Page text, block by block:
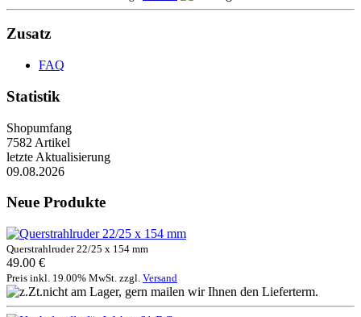
Zusatz
FAQ
Statistik
Shopumfang
7582 Artikel
letzte Aktualisierung
09.08.2026
Neue Produkte
Querstrahlruder 22/25 x 154 mm
49.00 €
Preis inkl. 19.00% MwSt. zzgl. Versand